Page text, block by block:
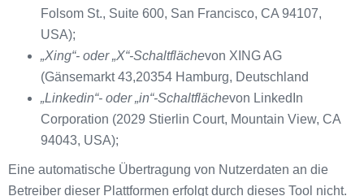
Folsom St., Suite 600, San Francisco, CA 94107,
USA);
„Xing“- oder „X“-Schaltflächevon XING AG
(Gänsemarkt 43,20354 Hamburg, Deutschland
„Linkedin“- oder „in“-Schaltflächevon LinkedIn
Corporation (2029 Stierlin Court, Mountain View, CA
94043, USA);
Eine automatische Übertragung von Nutzerdaten an die
Betreiber dieser Plattformen erfolgt durch dieses Tool nicht.